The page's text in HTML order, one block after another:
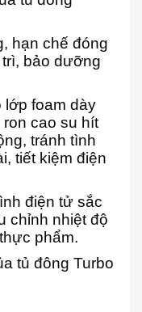
hạn chế đóng
bảo dưỡng
lớp foam dày
cao su hít
tránh tình
tiết kiệm điện
điện tử sắc
chỉnh nhiệt độ
phẩm.